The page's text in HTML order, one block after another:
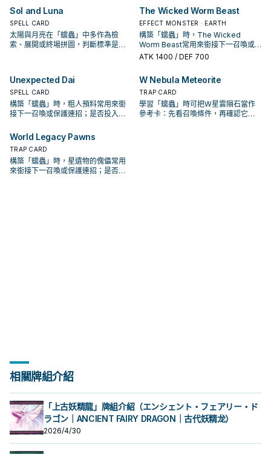
Sol and Luna
SPELL CARD
太陽與月亮在「蠕蟲」中多作為檢
索、展開或終場拼圖，判斷標準是它
The Wicked Worm Beast
EFFECT MONSTER · EARTH
構築「蠕蟲」時，The Wicked
Worm Beast常用來銜接下一召喚或
保護連招；是否投入取決於你的手坑
ATK 1400 / DEF 700
Unexpected Dai
SPELL CARD
構築「蠕蟲」時，粗人預料常用來銜
接下一召喚或保護連招；是否投入取
W Nebula Meteorite
TRAP CARD
學習「蠕蟲」時可把W星雲隕石當作
參考卡：先看召喚條件，再確認它是
World Legacy Pawns
TRAP CARD
構築「蠕蟲」時，星遺物的傀儡常用
來銜接下一召喚或保護連招；是否投
相關牌組介紹
「上古妖精龍」牌組介紹（エンシェント・フェアリー・ド
ラゴン｜ANCIENT FAIRY DRAGON｜古代妖精龙）
2026/4/30